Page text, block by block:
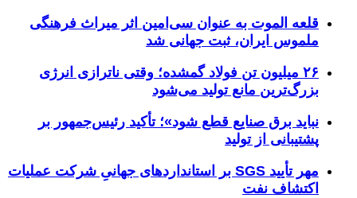
قلعه الموت به عنوان سی‌امین اثر میراث‌ فرهنگی
ملموس ایران، ثبت جهانی شد
۲۶ میلیون تن فولاد گمشده؛ وقتی ناترازی انرژی
بزرگ‌ترین مانع تولید می‌شود
نباید برق صنایع قطع شود»؛ تأکید رئیس‌جمهور بر
پشتیبانی از تولید
مهر تأیید SGS بر استانداردهای جهانیِ شرکت عملیات
اکتشاف نفت